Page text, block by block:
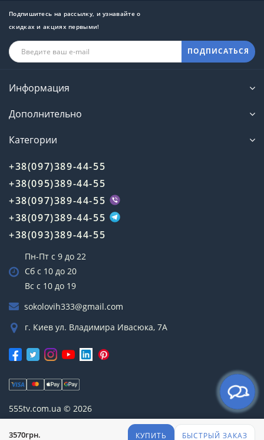
3570грн. КУПИТЬ БЫСТРЫЙ ЗАКАЗ
Подпишитесь на рассылку, и узнавайте о
скидках и акциях первыми!
ПОДПИСАТЬСЯ
Информация
Дополнительно
Категории
+38(097)389-44-55
+38(095)389-44-55
+38(097)389-44-55
+38(097)389-44-55
+38(093)389-44-55
Пн-Пт с 9 до 22
Сб с 10 до 20
Вс с 10 до 19
sokolovih333@gmail.com
г. Киев ул. Владимира Ивасюка, 7А
555tv.com.ua © 2026